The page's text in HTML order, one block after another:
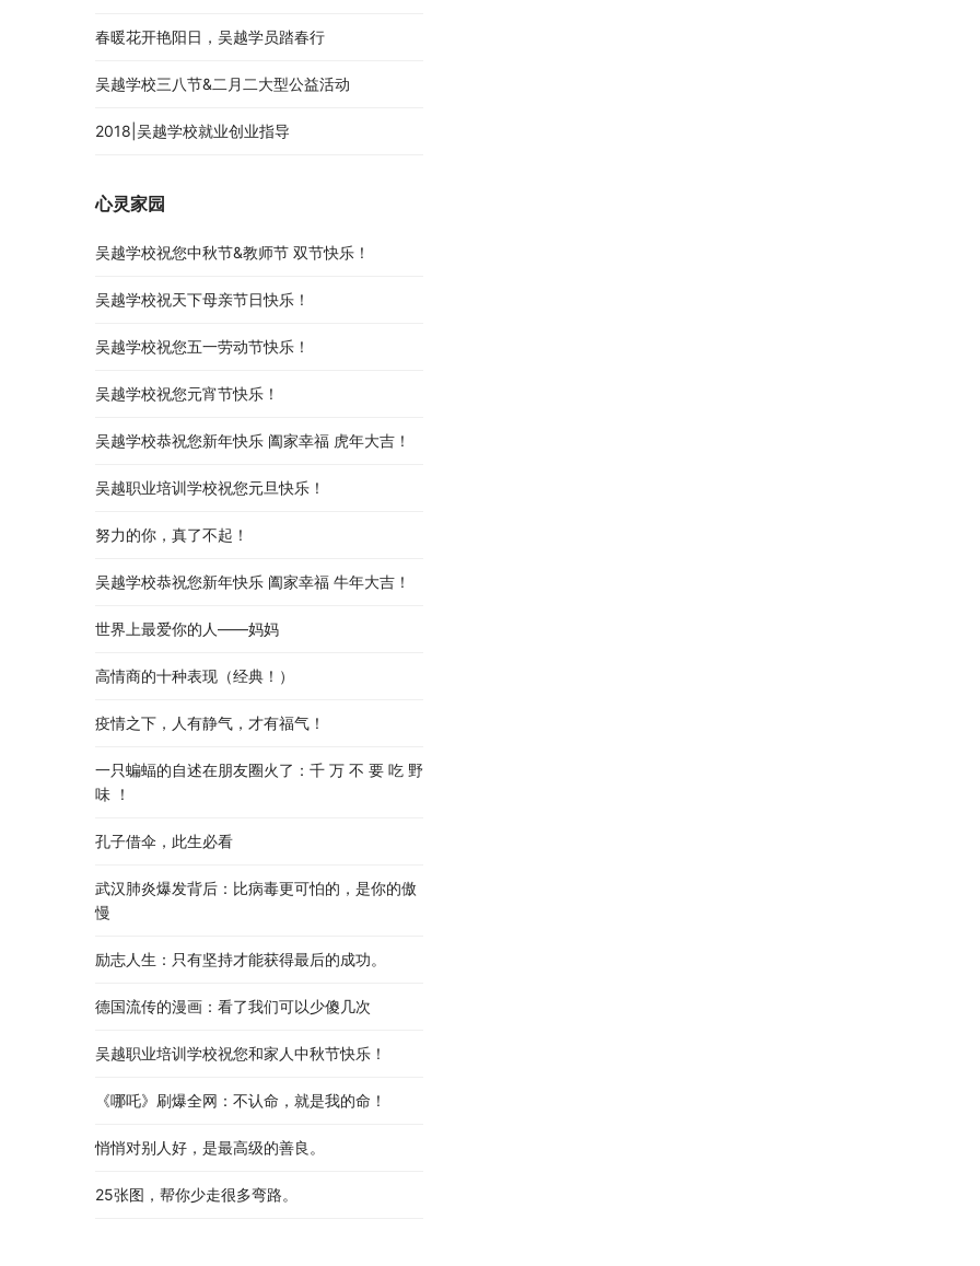
春暖花开艳阳日，吴越学员踏春行
吴越学校三八节&二月二大型公益活动
2018|吴越学校就业创业指导
心灵家园
吴越学校祝您中秋节&教师节 双节快乐！
吴越学校祝天下母亲节日快乐！
吴越学校祝您五一劳动节快乐！
吴越学校祝您元宵节快乐！
吴越学校恭祝您新年快乐 阖家幸福 虎年大吉！
吴越职业培训学校祝您元旦快乐！
努力的你，真了不起！
吴越学校恭祝您新年快乐 阖家幸福 牛年大吉！
世界上最爱你的人——妈妈
高情商的十种表现（经典！）
疫情之下，人有静气，才有福气！
一只蝙蝠的自述在朋友圈火了：千 万 不 要 吃 野
味 ！
孔子借伞，此生必看
武汉肺炎爆发背后：比病毒更可怕的，是你的傲
慢
励志人生：只有坚持才能获得最后的成功。
德国流传的漫画：看了我们可以少傻几次
吴越职业培训学校祝您和家人中秋节快乐​！​
《哪吒》刷爆全网：不认命，就是我的命！
悄悄对别人好，是最高级的善良。
25张图，帮你少走很多弯路。